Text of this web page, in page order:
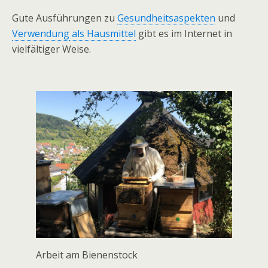
‌Gute‌ ‌Ausführungen‌ ‌zu‌ ‌ Gesundheitsaspekten‌ und
Verwendungals Hausmittel ‌gibt‌ ‌es‌ im Internet in
vielfältiger Weise.
Arbeit am Bienenstock